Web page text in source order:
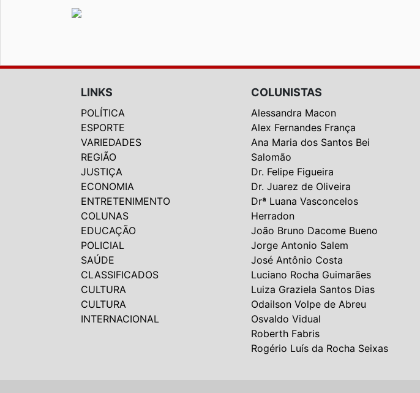
LINKS
POLÍTICA
ESPORTE
VARIEDADES
REGIÃO
JUSTIÇA
ECONOMIA
ENTRETENIMENTO
COLUNAS
EDUCAÇÃO
POLICIAL
SAÚDE
CLASSIFICADOS
CULTURA
CULTURA
INTERNACIONAL
COLUNISTAS
Alessandra Macon
Alex Fernandes França
Ana Maria dos Santos Bei
Salomão
Dr. Felipe Figueira
Dr. Juarez de Oliveira
Drª Luana Vasconcelos
Herradon
João Bruno Dacome Bueno
Jorge Antonio Salem
José Antônio Costa
Luciano Rocha Guimarães
Luiza Graziela Santos Dias
Odailson Volpe de Abreu
Osvaldo Vidual
Roberth Fabris
Rogério Luís da Rocha Seixas